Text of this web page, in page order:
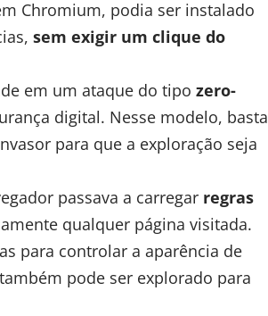
Chromium, podia ser instalado
sem exigir um clique do
em um ataque do tipo zero-
digital. Nesse modelo, basta
para que a exploração seja
passava a carregar regras
qualquer página visitada.
para controlar a aparência de
pode ser explorado para